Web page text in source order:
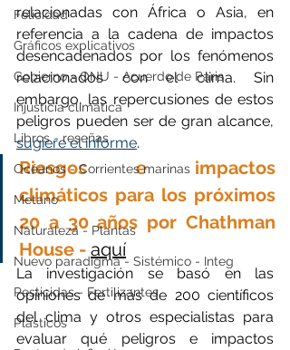
Felicidad
Gráficos explicativos
Gobierno - ONU - Acuerdo de Paris
Injusticia climática
Libros - reseñas
Océanos - Corrientes marinas
Metano
Naturaleza - Plantas
Nuevo paradigma - Sistémico - Integ
Pesticidas - Fertilizantes
Plásticos
relacionadas con África o Asia, en
referencia a la cadena de impactos
desencadenados por los fenómenos
relacionados con el clima. Sin
embargo, las repercusiones de estos
sugiere el informe.
Riesgos e impactos
climáticos para los próximos
20 a 30 años por Chathman
House - aquí
La investigación se basó en las
opiniones de más de 200 científicos
del clima y otros especialistas para
evaluar qué peligros e impactos